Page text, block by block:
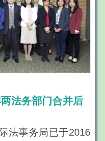
法务部门合并后
法事务局已于2016